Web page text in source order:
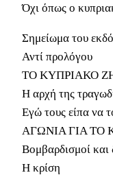
Όχι όπως ο
Σημείωμα του
Αντί προλόγου
ΤΟ ΚΥΠΡΙΑΚΟ
Η αρχή της
Εγώ τους είπα να
ΑΓΩΝΙΑ ΓΙΑ
Βομβαρδισμοί και
Η κρίση